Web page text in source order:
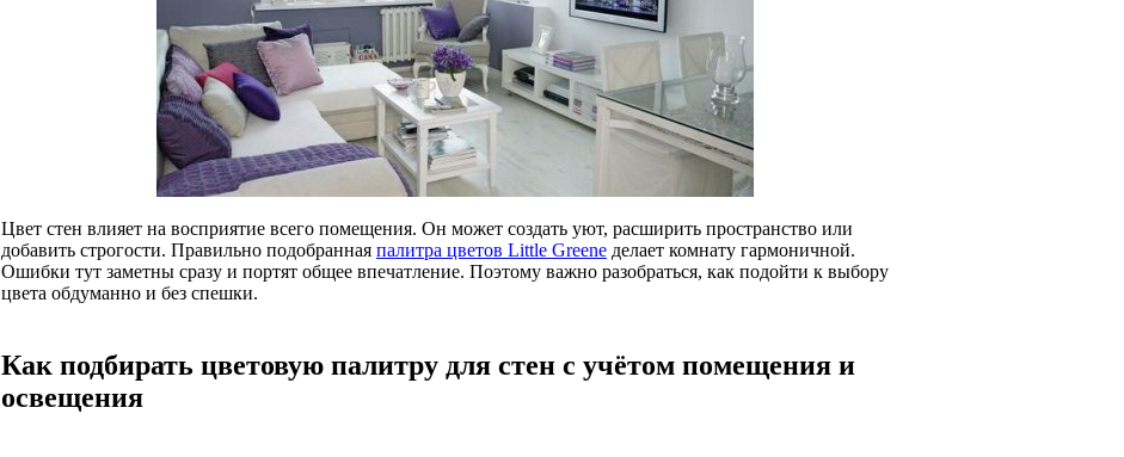
Цвет стен влияет на восприятие всего помещения. Он может создать уют, расширить пространство или
добавить строгости. Правильно подобранная палитра цветов Little Greene делает комнату гармоничной.
Ошибки тут заметны сразу и портят общее впечатление. Поэтому важно разобраться, как подойти к выбору
цвета обдуманно и без спешки.
Как подбирать цветовую палитру для стен с учётом помещения и
освещения